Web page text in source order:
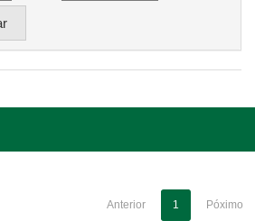
Anterior 1 Póximo